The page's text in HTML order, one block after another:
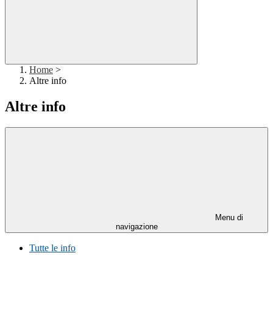
Home >
Altre info
Altre info
Menu di
navigazione
Tutte le info